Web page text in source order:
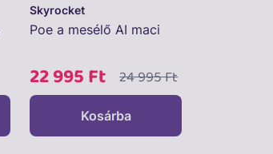
Skyrocket
Poe a mesélő AI maci
22 995 Ft 24 995 Ft
Kosárba